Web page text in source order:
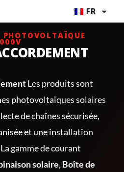
FR
PHOTOVOLTAÏQUE
Les produits sont
photovoltaïques solaires
de chaînes sécurisée,
et une installation
gamme de courant
solaire, Boîte de